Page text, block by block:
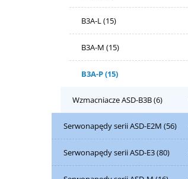
B3A-L(15)
B3A-M (15)
B3A-P(15)
Wzmacniacze ASD-B3B(6)
Serwonapędy serii ASD-E2M (56)
Serwonapędy serii ASD-E3(80)